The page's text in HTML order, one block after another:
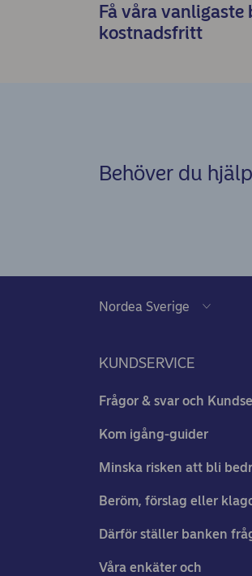
Få våra
kostnadsfritt
Behöver du
KUNDSERVICE
Frågor & svar och
Kom igång-guider
Minska risken att bli
Beröm, förslag eller
Därför ställer banken
Våra enkäter och